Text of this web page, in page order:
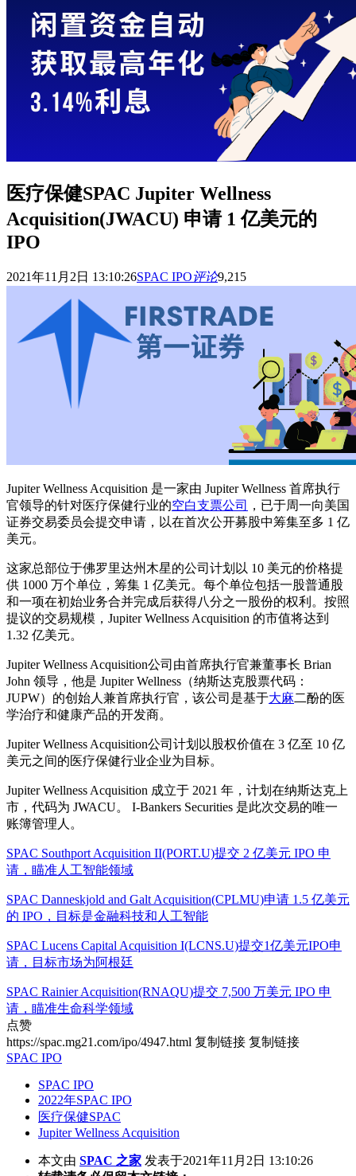
医疗保健SPAC Jupiter Wellness
Acquisition(JWACU) 申请 1 亿美元的
IPO
2021年11月2日 13:10:26SPAC IPO评论9,215
Jupiter Wellness Acquisition 是一家由 Jupiter Wellness 首席执行
官领导的针对医疗保健行业的空白支票公司
，已于周一向美国
证券交易委员会提交申请，以在首次公开募股中筹集至多 1 亿
美元。
这家总部位于佛罗里达州木星的公司计划以 10 美元的价格提
供 1000 万个单位，筹集 1 亿美元。每个单位包括一股普通股
和一项在初始业务合并完成后获得八分之一股份的权利。按照
提议的交易规模，Jupiter Wellness Acquisition 的市值将达到
1.32 亿美元。
Jupiter Wellness Acquisition公司由首席执行官兼董事长 Brian
John 领导，他是 Jupiter Wellness（纳斯达克股票代码：
JUPW）的创始人兼首席执行官，该公司是基于大麻二酚的医
学治疗和健康产品的开发商。
Jupiter Wellness Acquisition公司计划以股权价值在 3 亿至 10 亿
美元之间的医疗保健行业企业为目标。
Jupiter Wellness Acquisition 成立于 2021 年，计划在纳斯达克上
市，代码为 JWACU。 I-Bankers Securities 是此次交易的唯一
账簿管理人。
SPAC Southport Acquisition II(PORT.U)提交 2 亿美元 IPO 申
请，瞄准人工智能领域
SPAC Danneskjold and Galt Acquisition(CPLMU)申请 1.5 亿美元
的 IPO，目标是金融科技和人工智能
SPAC Lucens Capital Acquisition I(LCNS.U)提交1亿美元IPO申
请，目标市场为阿根廷
SPAC Rainier Acquisition(RNAQU)提交 7,500 万美元 IPO 申
请，瞄准生命科学领域
点赞
https://spac.mg21.com/ipo/4947.html 复制链接 复制链接
SPAC IPO
SPAC IPO
2022年SPAC IPO
医疗保健SPAC
Jupiter Wellness Acquisition
本文由 SPAC 之家 发表于2021年11月2日 13:10:26